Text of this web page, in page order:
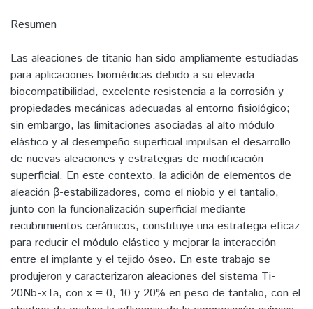
Resumen
Las aleaciones de titanio han sido ampliamente estudiadas
para aplicaciones biomédicas debido a su elevada
biocompatibilidad, excelente resistencia a la corrosión y
propiedades mecánicas adecuadas al entorno fisiológico;
sin embargo, las limitaciones asociadas al alto módulo
elástico y al desempeño superficial impulsan el desarrollo
de nuevas aleaciones y estrategias de modificación
superficial. En este contexto, la adición de elementos de
aleación β-estabilizadores, como el niobio y el tantalio,
junto con la funcionalización superficial mediante
recubrimientos cerámicos, constituye una estrategia eficaz
para reducir el módulo elástico y mejorar la interacción
entre el implante y el tejido óseo. En este trabajo se
produjeron y caracterizaron aleaciones del sistema Ti-
20Nb-xTa, con x = 0, 10 y 20% en peso de tantalio, con el